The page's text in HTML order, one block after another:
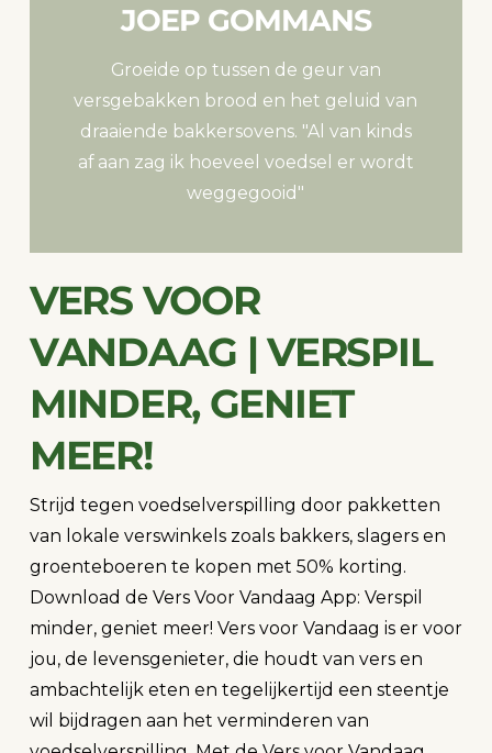
JOEP GOMMANS
Groeide op tussen de geur van
versgebakken brood en het geluid van
draaiende bakkersovens. "Al van kinds
af aan zag ik hoeveel voedsel er wordt
weggegooid"
VERS VOOR
VANDAAG | VERSPIL
MINDER, GENIET
MEER!
Strijd tegen voedselverspilling door pakketten
van lokale verswinkels zoals bakkers, slagers en
groenteboeren te kopen met 50% korting.
Download de Vers Voor Vandaag App: Verspil
minder, geniet meer! Vers voor Vandaag is er voor
jou, de levensgenieter, die houdt van vers en
ambachtelijk eten en tegelijkertijd een steentje
wil bijdragen aan het verminderen van